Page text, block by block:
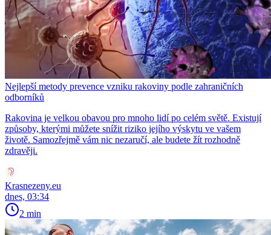
Nejlepší metody prevence vzniku rakoviny podle zahraničních
odborníků
Rakovina je velkou obavou pro mnoho lidí po celém světě. Existují
způsoby, kterými můžete snížit riziko jejího výskytu ve vašem
životě. Samozřejmě vám nic nezaručí, ale budete žít rozhodně
zdravěji.
Krasnezeny.eu
dnes, 03:34
2 min